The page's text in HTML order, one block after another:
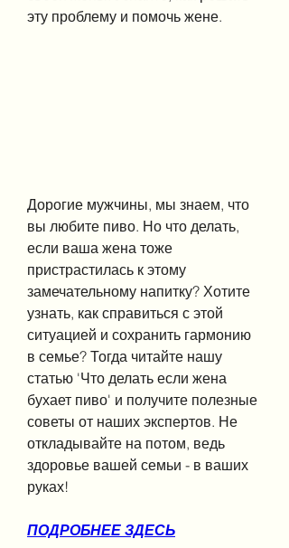
эту проблему и помочь жене.
Дорогие мужчины, мы знаем, что
вы любите пиво. Но что делать,
если ваша жена тоже
пристрастилась к этому
замечательному напитку? Хотите
узнать, как справиться с этой
ситуацией и сохранить гармонию
в семье? Тогда читайте нашу
статью 'Что делать если жена
бухает пиво' и получите полезные
советы от наших экспертов. Не
откладывайте на потом, ведь
здоровье вашей семьи - в ваших
руках!
ПОДРОБНЕЕ ЗДЕСЬ